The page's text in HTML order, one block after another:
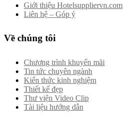
Giới thiệu Hotelsuppliervn.com
Liên hệ – Góp ý
Về chúng tôi
Chương trình khuyến mãi
Tin tức chuyên ngành
Kiến thức kinh nghiệm
Thiết kế đẹp
Thư viện Video Clip
Tài liệu hướng dẫn